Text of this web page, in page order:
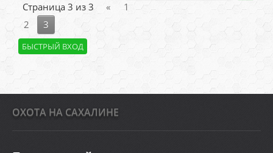
Страница 3 из 3 «
1
2
3
ОХОТА НА САХАЛИНЕ